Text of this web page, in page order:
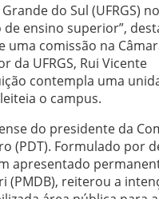
do Sul (UFRGS) no
ensino superior”,
uma comissão na
da UFRGS, Rui Vicente
contempla uma
o campus.
do presidente da
(PDT). Formulado por
apresentado
(PMDB), reiterou a